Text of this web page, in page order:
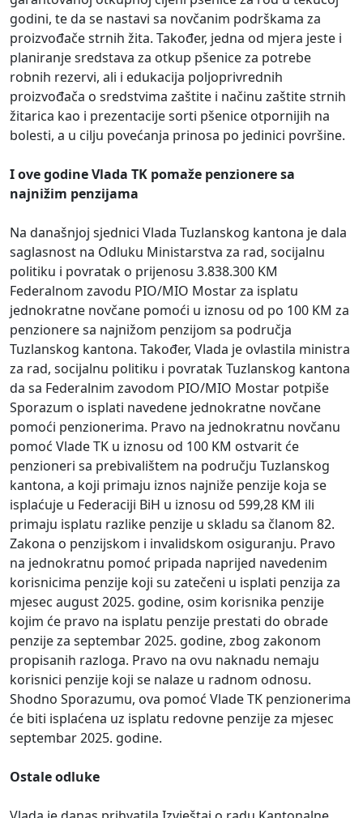
godini, te da se nastavi sa novčanim podrškama za
proizvođače strnih žita. Također, jedna od mjera jeste i
planiranje sredstava za otkup pšenice za potrebe
robnih rezervi, ali i edukacija poljoprivrednih
proizvođača o sredstvima zaštite i načinu zaštite strnih
žitarica kao i prezentacije sorti pšenice otpornijih na
bolesti, a u cilju povećanja prinosa po jedinici površine.
I ove godine Vlada TK pomaže penzionere sa
najnižim penzijama
Na današnjoj sjednici Vlada Tuzlanskog kantona je dala
saglasnost na Odluku Ministarstva za rad, socijalnu
politiku i povratak o prijenosu 3.838.300 KM
Federalnom zavodu PIO/MIO Mostar za isplatu
jednokratne novčane pomoći u iznosu od po 100 KM za
penzionere sa najnižom penzijom sa područja
Tuzlanskog kantona. Također, Vlada je ovlastila ministra
za rad, socijalnu politiku i povratak Tuzlanskog kantona
da sa Federalnim zavodom PIO/MIO Mostar potpiše
Sporazum o isplati navedene jednokratne novčane
pomoći penzionerima. Pravo na jednokratnu novčanu
pomoć Vlade TK u iznosu od 100 KM ostvarit će
penzioneri sa prebivalištem na području Tuzlanskog
kantona, a koji primaju iznos najniže penzije koja se
isplaćuje u Federaciji BiH u iznosu od 599,28 KM ili
primaju isplatu razlike penzije u skladu sa članom 82.
Zakona o penzijskom i invalidskom osiguranju. Pravo
na jednokratnu pomoć pripada naprijed navedenim
korisnicima penzije koji su zatečeni u isplati penzija za
mjesec august 2025. godine, osim korisnika penzije
kojim će pravo na isplatu penzije prestati do obrade
penzije za septembar 2025. godine, zbog zakonom
propisanih razloga. Pravo na ovu naknadu nemaju
korisnici penzije koji se nalaze u radnom odnosu.
Shodno Sporazumu, ova pomoć Vlade TK penzionerima
će biti isplaćena uz isplatu redovne penzije za mjesec
septembar 2025. godine.
Ostale odluke